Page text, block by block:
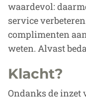
waardevol:
service
complimenten
weten. Alvast
Klacht?
Ondanks de inzet